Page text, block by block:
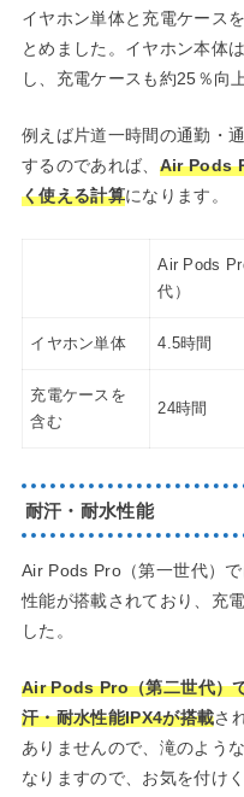
イヤホン単体と充電ケース
とめました。イヤホン本体
し、充電ケースも約25％向
例えば片道一時間の通勤・
するのであれば、 Air Pods
く使える計算になります。
Air Pods
代）
イヤホン単体 4.5時間
充電ケースを
含む
24時間
耐汗・耐水性能
Air Pods Pro（第一世代）
性能が搭載されており、充
した。
Air Pods Pro（第二世代）
汗・耐水性能IPX4が搭載さ
ありませんので、滝のよう
なりますので、お気を付けく